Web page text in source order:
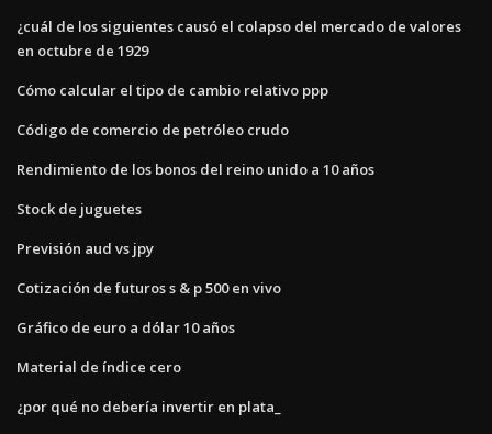
¿cuál de los siguientes causó el colapso del mercado de valores
en octubre de 1929
Cómo calcular el tipo de cambio relativo ppp
Código de comercio de petróleo crudo
Rendimiento de los bonos del reino unido a 10 años
Stock de juguetes
Previsión aud vs jpy
Cotización de futuros s & p 500 en vivo
Gráfico de euro a dólar 10 años
Material de índice cero
¿por qué no debería invertir en plata_